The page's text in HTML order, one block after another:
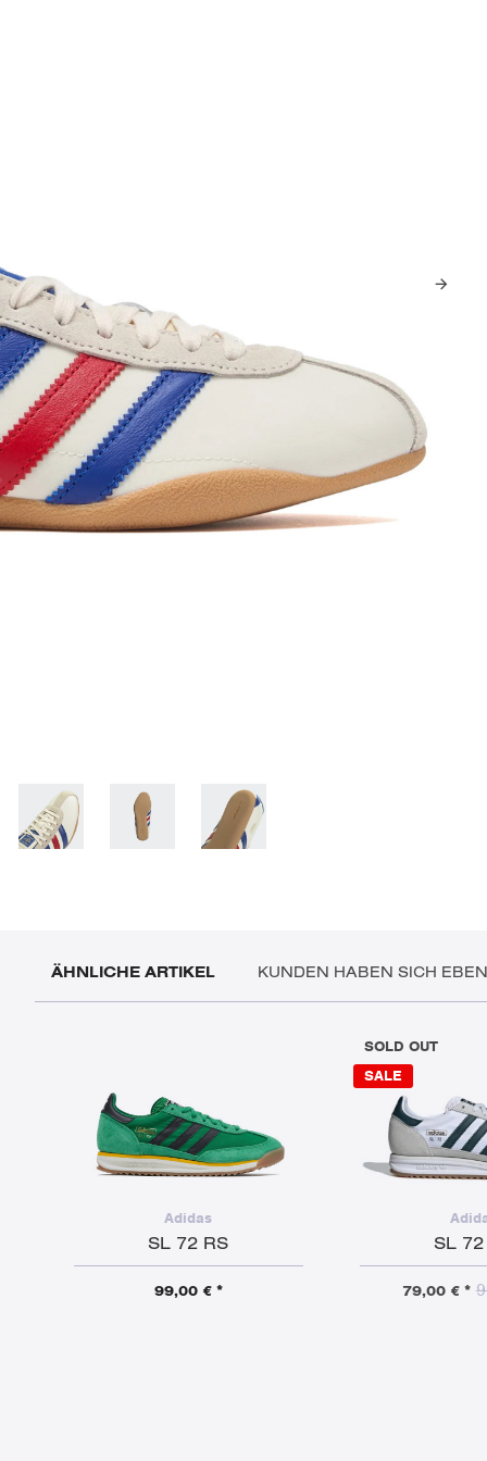
ÄHNLICHE ARTIKEL KUNDEN HABEN SICH
Adidas
SL 72 RS
99,00 € *
SOLD OUT
SALE
SL
79,00 € *